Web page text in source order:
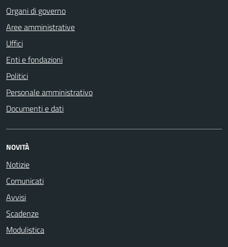
Organi di governo
Aree amministrative
Uffici
Enti e fondazioni
Politici
Personale amministrativo
Documenti e dati
NOVITÀ
Notizie
Comunicati
Avvisi
Scadenze
Modulistica